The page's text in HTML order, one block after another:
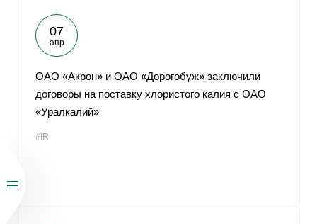
07
апр
ОАО «Акрон» и ОАО «Дорогобуж» заключили
договоры на поставку хлористого калия с ОАО
«Уралкалий»
#IR